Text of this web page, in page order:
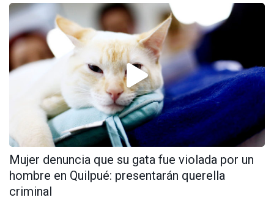
Mujer denuncia que su gata fue violada por un
hombre en Quilpué: presentarán querella
criminal